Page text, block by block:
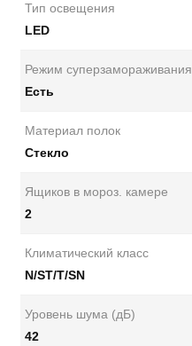
Тип освещения
LED
Режим суперзамораживания
Есть
Материал полок
Стекло
Ящиков в мороз. камере
2
Климатический класс
N/ST/T/SN
Уровень шума (дБ)
42